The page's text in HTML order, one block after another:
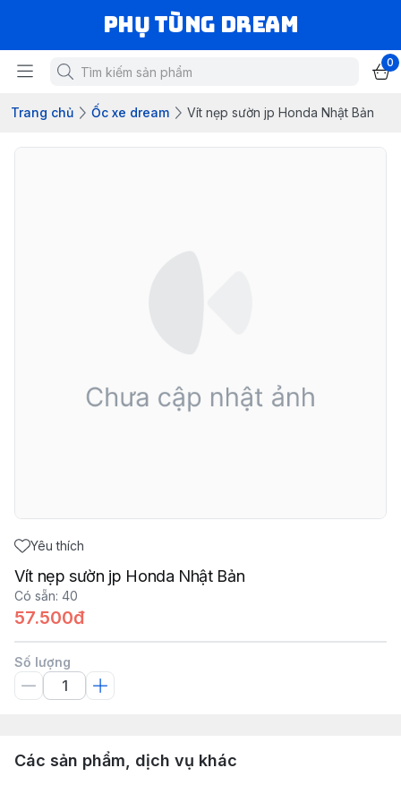
Phụ Tùng Dream
0
Trang chủ Ốc xe dream Vít nẹp sườn jp Honda Nhật Bản
Yêu thích
Vít nẹp sườn jp Honda Nhật Bản
Có sẵn: 40
57.500đ
Số lượng
Các sản phẩm, dịch vụ khác